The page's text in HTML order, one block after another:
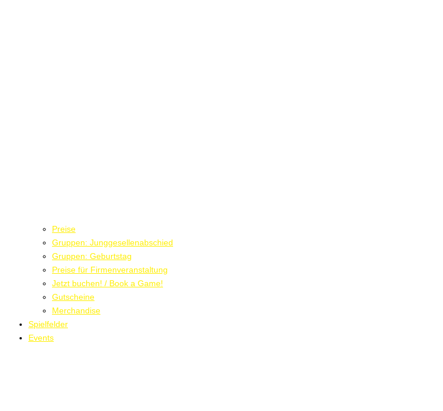
Preise
Gruppen: Junggesellenabschied
Gruppen: Geburtstag
Preise für Firmenveranstaltung
Jetzt buchen! / Book a Game!
Gutscheine
Merchandise
Spielfelder
Events